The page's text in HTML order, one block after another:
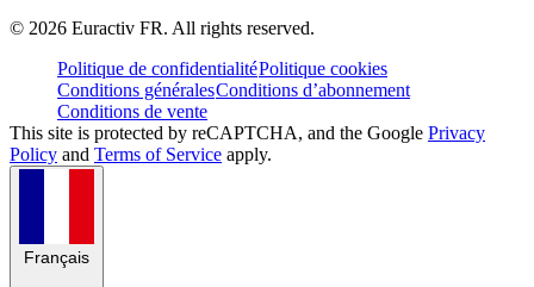
© 2026 Euractiv FR. All rights reserved.
Politique de confidentialitéPolitique cookies
Conditions généralesConditions d’abonnement
Conditions de vente
This site is protected by reCAPTCHA, and the Google Privacy
Policy and Terms of Service apply.
Français